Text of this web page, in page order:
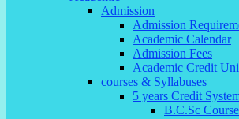
Admission
Admission
Academic Calendar
Admission Fees
Academic Credit
courses & Syllabuses
5 years Credit
B.C.Sc